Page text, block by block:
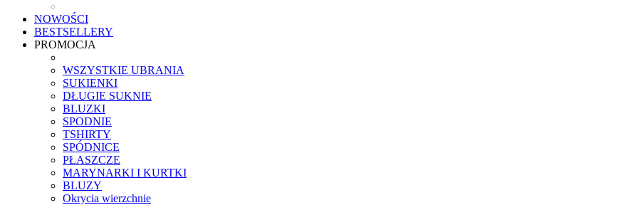
NOWOŚCI
BESTSELLERY
PROMOCJA
WSZYSTKIE UBRANIA
SUKIENKI
DŁUGIE SUKNIE
BLUZKI
SPODNIE
TSHIRTY
SPÓDNICE
PŁASZCZE
MARYNARKI I KURTKI
BLUZY
Okrycia wierzchnie